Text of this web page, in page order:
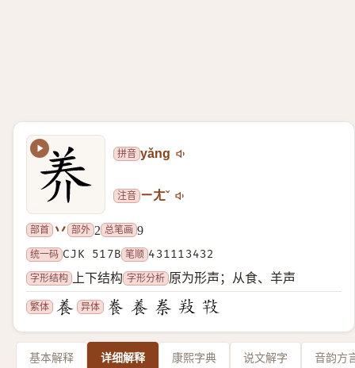
拼音 yǎng
注音 ㄧㄤˇ
部首 丷 部外 2 总笔画 9
统一码 CJK 517B 笔顺 431113432
字形结构
上下结构 字形分析 原为形声；从食、羊声
繁体 异体
基本解释 详细解释 康熙字典 说文解字 音韵方